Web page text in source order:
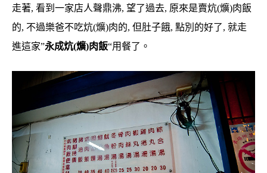
走著, 看到一家店人聲鼎沸, 望了過去, 原來是賣炕(爌)肉飯
的, 不過樂爸不吃炕(爌)肉的, 但肚子餓, 點別的好了, 就走
進這家”永成炕(爌)肉飯“用餐了。